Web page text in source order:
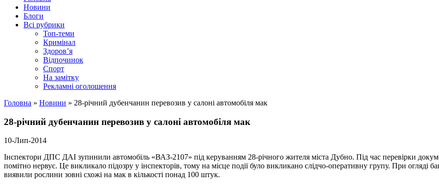
Новини
Блоги
Всі рубрики
Топ-теми
Кримінал
Здоров’я
Відпочинок
Спорт
На замітку
Рекламні оголошення
Головна » Новини » 28-річний дубенчанин перевозив у салоні автомобіля мак
28-річний дубенчанин перевозив у салоні автомобіля мак
10-Лип-2014
Інспектори ДПС ДАІ зупинили автомобіль «ВАЗ-2107» під керуванням 28-річного жителя міста Дубно. Під час перевірки
помітно нервує. Це викликало підозру у інспекторів, тому на місце події було викликано слідчо-оперативну групу. При огляді
виявили рослини зовні схожі на мак в кількості понад 100 штук.